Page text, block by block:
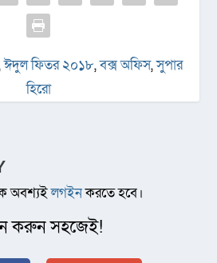
ঈদুল ফিতর ২০১৮,বক্স অফিস,সুপার
হিরো
অবশ্যইলগইনকরতে হবে।
করুন সহজেই!